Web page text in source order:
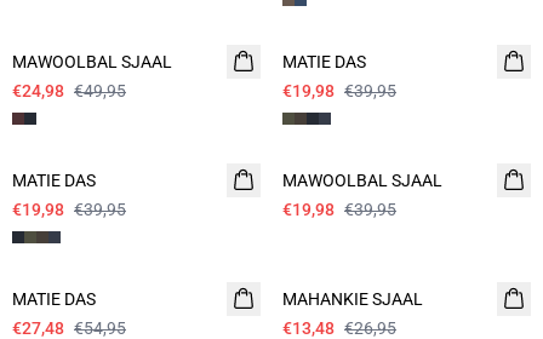
MAWOOLBAL SJAAL
€24,98 €49,95
- 50%
MATIE DAS
€19,98 €39,95
- 50%
MATIE DAS
€19,98 €39,95
- 50%
MAWOOLBAL SJAAL
€19,98 €39,95
- 50%
MATIE DAS
€27,48 €54,95
MAHANKIE SJAAL
€13,48 €26,95